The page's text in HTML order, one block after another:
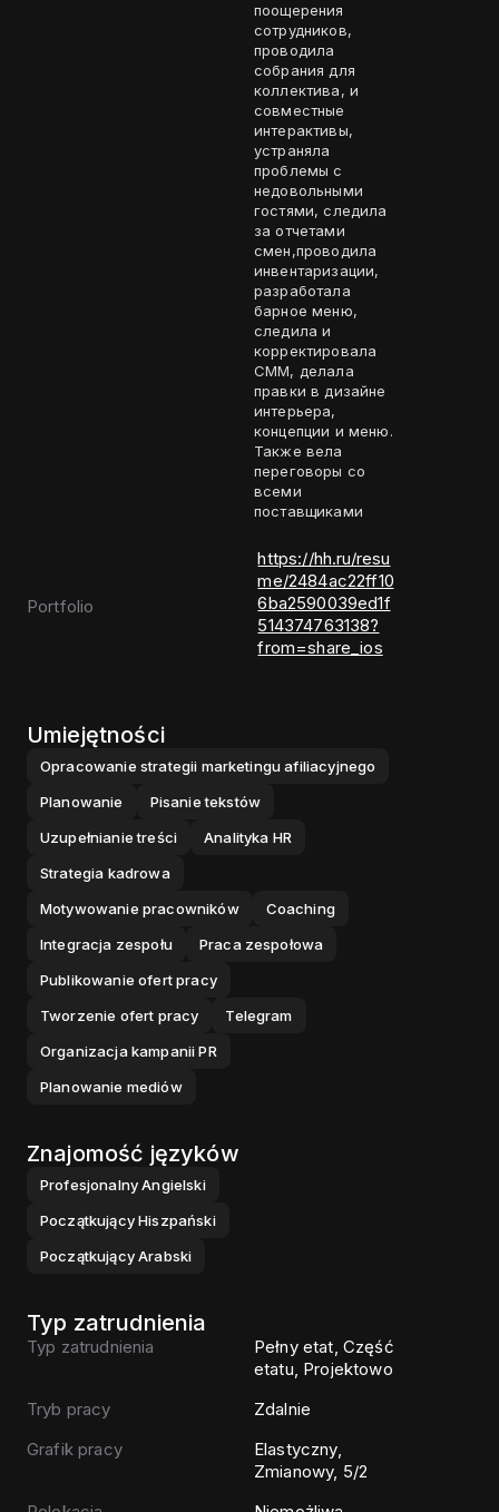
поощерения
сотрудников,
проводила
собрания для
коллектива, и
совместные
интерактивы,
устраняла
проблемы с
недовольными
гостями, следила
за отчетами
смен,проводила
инвентаризации,
разработала
барное меню,
следила и
корректировала
СММ, делала
правки в дизайне
интерьера,
концепции и меню.
Также вела
переговоры со
всеми
поставщиками
Portfolio
https://hh.ru/resu
me/2484ac22ff10
6ba2590039ed1f
514374763138?
from=share_ios
Umiejętności
Opracowanie strategii marketingu afiliacyjnego
Planowanie
Pisanie tekstów
Uzupełnianie treści
Analityka HR
Strategia kadrowa
Motywowanie pracowników
Coaching
Integracja zespołu
Praca zespołowa
Publikowanie ofert pracy
Tworzenie ofert pracy
Telegram
Organizacja kampanii PR
Planowanie mediów
Znajomość języków
Profesjonalny Angielski
PoczątkującyHiszpański
PoczątkującyArabski
Typ zatrudnienia
Typ zatrudnienia
Pełny etat, Część
etatu, Projektowo
Tryb pracy
Zdalnie
Grafik pracy
Elastyczny,
Zmianowy, 5/2